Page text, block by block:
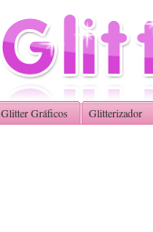
Glitter Gráficos Glitterizador